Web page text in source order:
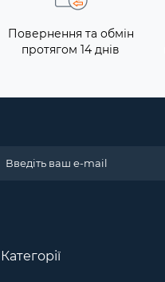
Повернення та обмін
протягом 14 днів
Категорії